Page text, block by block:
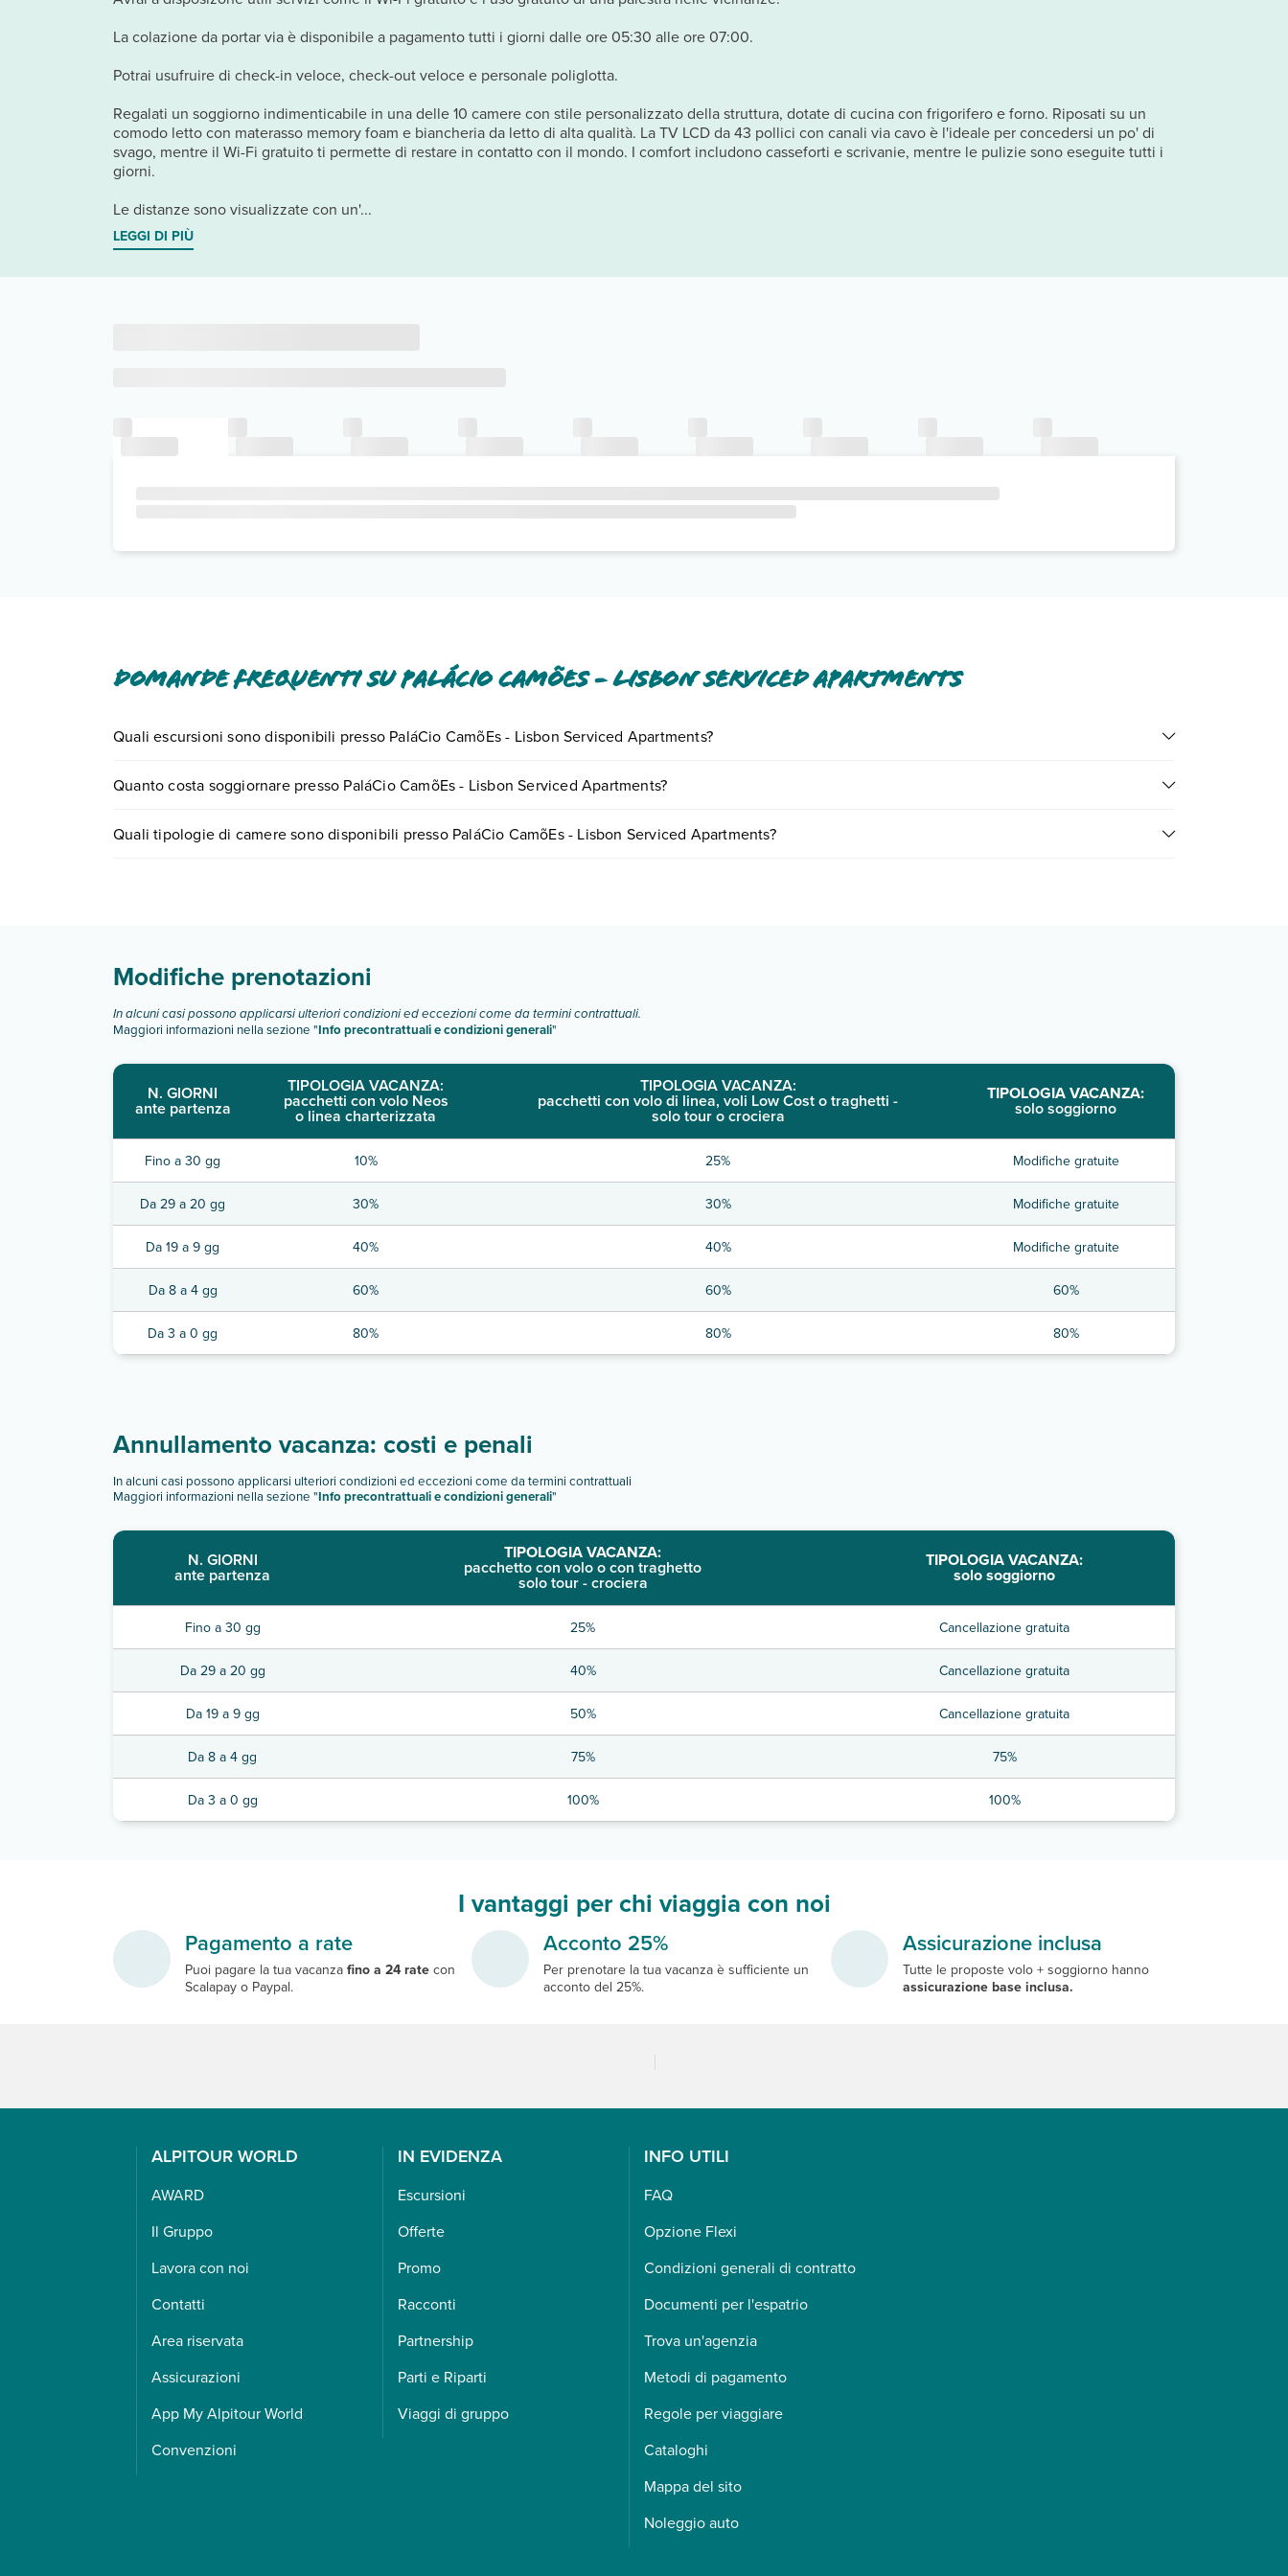
La colazione da portar via è disponibile a pagamento tutti i giorni dalle ore 05:30 alle ore 07:00.
Potrai usufruire di check-in veloce, check-out veloce e personale poliglotta.
Regalati un soggiorno indimenticabile in una delle 10 camere con stile personalizzato della struttura, dotate di cucina con frigorifero e forno. Riposati su un
comodo letto con materasso memory foam e biancheria da letto di alta qualità. La TV LCD da 43 pollici con canali via cavo è l'ideale per concedersi un po' di
svago, mentre il Wi-Fi gratuito ti permette di restare in contatto con il mondo. I comfort includono casseforti e scrivanie, mentre le pulizie sono eseguite tutti i
giorni.
Le distanze sono visualizzate con un'...
LEGGI DI PIÙ
Domande frequenti su PaláCio CamõEs - Lisbon Serviced Apartments
Quali escursioni sono disponibili presso PaláCio CamõEs - Lisbon Serviced Apartments?
center chiamando il numero 0721.17231 oprenotando un appuntamento.
Quanto costa soggiornare presso PaláCio CamõEs - Lisbon Serviced Apartments?
motore di ricerca e scegli quando partire.
Quali tipologie di camere sono disponibili presso PaláCio CamõEs - Lisbon Serviced Apartments?
Modifiche prenotazioni
In alcuni casi possono applicarsi ulteriori condizioni ed eccezioni come da termini contrattuali.
Maggiori informazioni nella sezione "Info precontrattuali e condizioni generali"
N. GIORNI
ante partenza
TIPOLOGIA VACANZA:
pacchetti con volo Neos
o linea charterizzata
TIPOLOGIA VACANZA:
pacchetti con volo di linea, voli Low Cost o traghetti -
solo tour o crociera
TIPOLOGIA VACANZA:
solo soggiorno
Fino a 30 gg 10% 25% Modifiche gratuite
Da 29 a 20 gg 30% 30% Modifiche gratuite
Da 19 a 9 gg 40% 40% Modifiche gratuite
Da 8 a 4 gg 60% 60% 60%
Da 3 a 0 gg 80% 80% 80%
Annullamento vacanza: costi e penali
In alcuni casi possono applicarsi ulteriori condizioni ed eccezioni come da termini contrattuali
Maggiori informazioni nella sezione "Info precontrattuali e condizioni generali"
N. GIORNI
ante partenza
TIPOLOGIA VACANZA:
pacchetto con volo o con traghetto
solo tour - crociera
TIPOLOGIA VACANZA:
solo soggiorno
Fino a 30 gg 25% Cancellazione gratuita
Da 29 a 20 gg 40% Cancellazione gratuita
Da 19 a 9 gg 50% Cancellazione gratuita
Da 8 a 4 gg 75% 75%
Da 3 a 0 gg 100% 100%
I vantaggi per chi viaggia con noi
Pagamento a rate
Puoi pagare la tua vacanza fino a 24 rate con
Scalapay o Paypal.
Acconto 25%
Per prenotare la tua vacanza è sufficiente un
acconto del 25%.
Assicurazione inclusa
Tutte le proposte volo + soggiorno hanno
assicurazione base inclusa.
ALPITOUR WORLD
AWARD
Il Gruppo
Lavora con noi
Contatti
Area riservata
Assicurazioni
App My Alpitour World
Convenzioni
IN EVIDENZA
Escursioni
Offerte
Promo
Racconti
Partnership
Parti e Riparti
Viaggi di gruppo
INFO UTILI
FAQ
Opzione Flexi
Condizioni generali di contratto
Documenti per l'espatrio
Trova un'agenzia
Metodi di pagamento
Regole per viaggiare
Cataloghi
Mappa del sito
Noleggio auto